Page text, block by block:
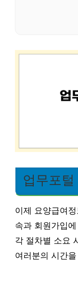
업무포털
이제 요양급여
속과 회원가입
각 절차별 소요
여러분의 시간